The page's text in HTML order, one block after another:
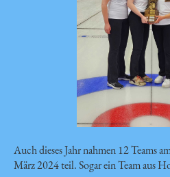
Auch dieses Jahr nahmen 12 Teams
März 2024 teil. Sogar ein Team aus